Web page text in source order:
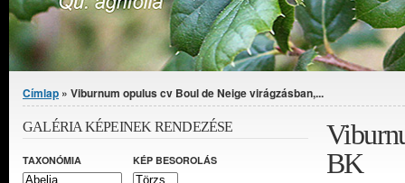
Jelenlegi hely
Címlap » Viburnum opulus cv Boul de Neige virágzásban,...
BK
GALÉRIA KÉPEINEK RENDEZÉSE
TAXONÓMIA KÉP BESOROLÁS